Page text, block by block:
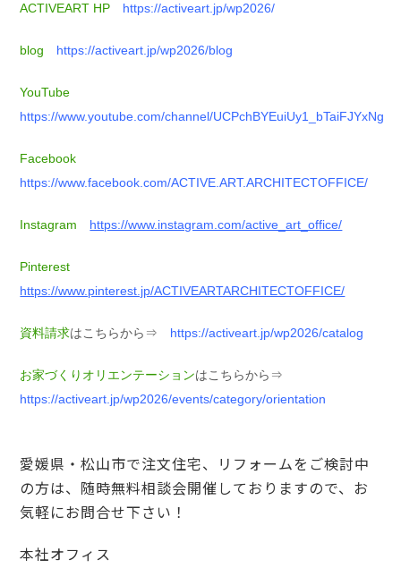
ACTIVEART HP https://activeart.jp/wp2026/
blog https://activeart.jp/wp2026/blog
YouTube
https://www.youtube.com/channel/UCPchBYEuiUy1_bTaiFJYxNg
Facebook
https://www.facebook.com/ACTIVE.ART.ARCHITECTOFFICE/
Instagram https://www.instagram.com/active_art_office/
Pinterest
https://www.pinterest.jp/ACTIVEARTARCHITECTOFFICE/
資料請求はこちらから⇒ https://activeart.jp/wp2026/catalog
お家づくりオリエンテーションはこちらから⇒
https://activeart.jp/wp2026/events/category/orientation
愛媛県・松山市で注文住宅、リフォームをご検討中
の方は、随時無料相談会開催しておりますので、お
気軽にお問合せ下さい！
本社オフィス